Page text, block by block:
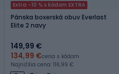
Extra -10 % s kódom EXTRA
Pánska boxerská obuv Everlast
Elite 2 navy
149,99 €
134,99 €cena s kódom
Najnižšia cena: 116,99 €